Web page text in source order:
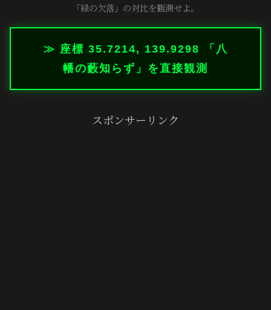
「緑の欠落」の対比を観測せよ。
≫ 座標 35.7214, 139.9298 「八
幡の藪知らず」を直接観測
スポンサーリンク